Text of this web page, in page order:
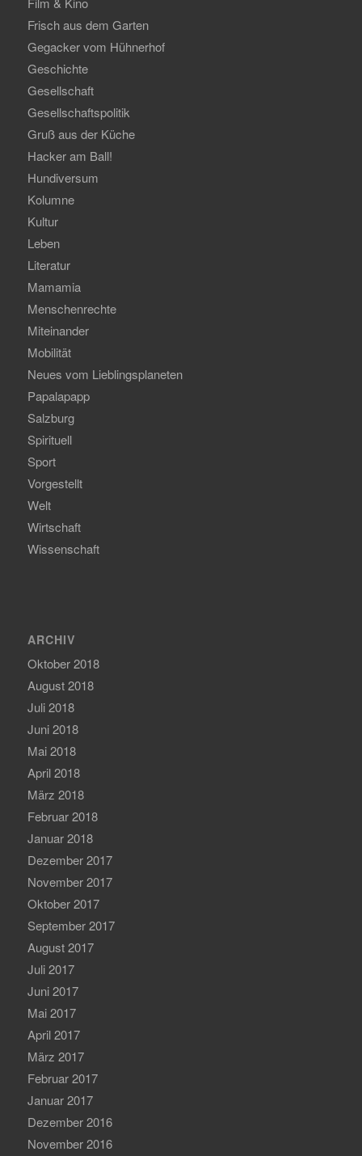
Frisch aus dem Garten
Gegacker vom Hühnerhof
Geschichte
Gesellschaft
Gesellschaftspolitik
Gruß aus der Küche
Hacker am Ball!
Hundiversum
Kolumne
Kultur
Leben
Literatur
Mamamia
Menschenrechte
Miteinander
Mobilität
Neues vom Lieblingsplaneten
Papalapapp
Salzburg
Spirituell
Sport
Vorgestellt
Welt
Wirtschaft
Wissenschaft
ARCHIV
Oktober 2018
August 2018
Juli 2018
Juni 2018
Mai 2018
April 2018
März 2018
Februar 2018
Januar 2018
Dezember 2017
November 2017
Oktober 2017
September 2017
August 2017
Juli 2017
Juni 2017
Mai 2017
April 2017
März 2017
Februar 2017
Januar 2017
Dezember 2016
November 2016